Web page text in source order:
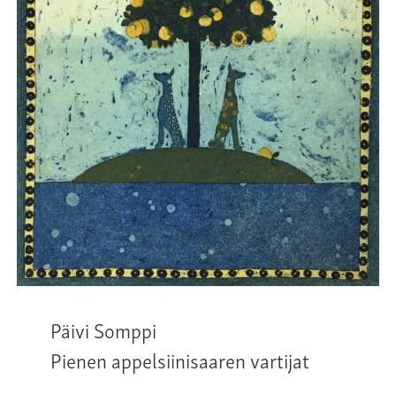
Päivi Somppi
Pienen appelsiinisaaren vartijat